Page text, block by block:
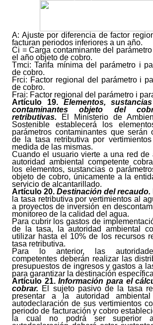
A: Ajuste por diferencia de factor
facturan periodos inferiores a un año.
Ci = Carga contaminante del
el año objeto de cobro.
Tmci: Tarifa mínima del parámetro i
de cobro.
Frci: Factor regional del parámetro i
de cobro.
Frai: Factor regional del parámetro i
Artículo
19. Elementos,
contaminantes objeto del
retributivas.
El Ministerio de
Sostenible establecerá los
parámetros contaminantes que serán
de la tasa retributiva por
medida de las mismas.
Cuando el usuario vierte a una red de
autoridad ambiental competente
los elementos, sustancias o
objeto de cobro, únicamente a la
servicio de alcantarillado.
Artículo 20. Destinación del recaudo.
la tasa retributiva por vertimientos al
a proyectos de inversión en
monitoreo de la calidad del agua.
Para cubrir los gastos de
de la tasa, la autoridad ambiental
utilizar hasta el 10% de los recursos
tasa retributiva.
Para lo anterior, las
competentes deberán realizar las
presupuestos de ingresos y gastos a
para garantizar la destinación
Artículo 21.Información para el
cobrar. El sujeto pasivo de la tasa
presentar a la autoridad
autodeclaración de sus vertimientos
periodo de facturación y cobro
la cual no podrá ser superior